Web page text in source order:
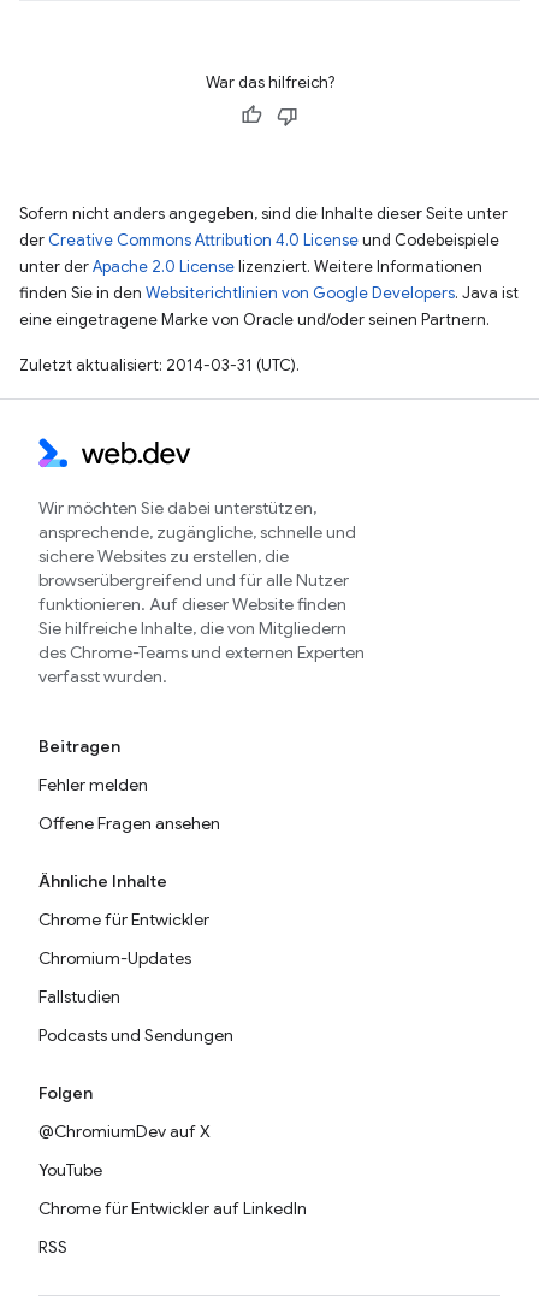
War das hilfreich?
Sofern nicht anders angegeben, sind die Inhalte dieser Seite unter
der Creative Commons Attribution 4.0 Licenseund Codebeispiele
unter derApache 2.0 Licenselizenziert. Weitere Informationen
finden Sie in den Websiterichtlinien von Google Developers. Java ist
eine eingetragene Marke von Oracle und/oder seinen Partnern.
Zuletzt aktualisiert: 2014-03-31 (UTC).
Wir möchten Sie dabei unterstützen,
ansprechende, zugängliche, schnelle und
sichere Websites zu erstellen, die
browserübergreifend und für alle Nutzer
funktionieren. Auf dieser Website finden
Sie hilfreiche Inhalte, die von Mitgliedern
des Chrome-Teams und externen Experten
verfasst wurden.
Beitragen
Fehler melden
Offene Fragen ansehen
Ähnliche Inhalte
Chrome für Entwickler
Chromium-Updates
Fallstudien
Podcasts und Sendungen
Folgen
@ChromiumDev auf X
YouTube
Chrome für Entwickler auf LinkedIn
RSS